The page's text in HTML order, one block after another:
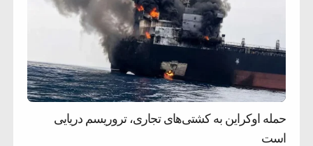
حمله اوکراین به کشتی‌های تجاری، تروریسم دریایی
است